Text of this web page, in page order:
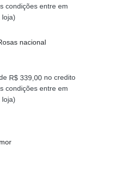
condições entre em
loja)
nacional
R$339,00no credito
condições entre em
loja)